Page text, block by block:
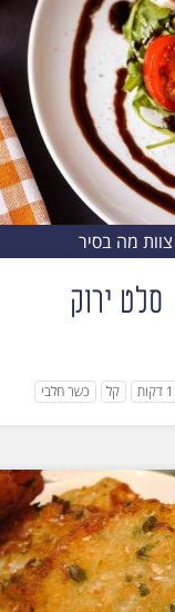
צוות מה בסיר
סלט ירוק
קל כשר חלבי